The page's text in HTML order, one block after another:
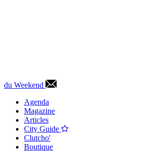
du Weekend
Agenda
Magazine
Articles
City Guide
Clutcho'
Boutique